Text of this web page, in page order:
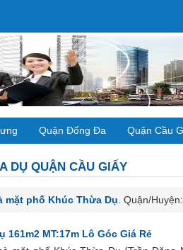
Quận Đống Đa Quận Cầu
DỤ QUẬN CẦU GIẤY
mặt phố Khúc Thừa Dụ . Quận/Huyện:
161m2 MT:17m Lô Góc Giá Rẻ